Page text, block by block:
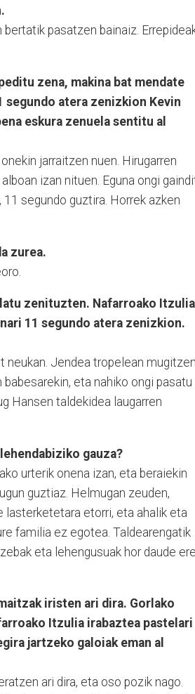
pasatzen bainaiz.
zena, makina bat mendate
atera zenizkion Kevin
eskura zenuela sentitu al
jarraitzen nuen. Hirugarren
izan nituen. Eguna ongi
11 segundo guztira. Horrek azken
zurea.
zenituzten. Nafarroako Itzulia
11 segundo atera zenizkion.
neukan. Jendea tropelean
eta nahiko ongi pasatu
Hansen taldekidea laugarren
gauza?
urterik onena izan, eta beraiekin
guztiaz. Helmugan zeuden,
lasterketetara etorri, eta ahalik eta
familia ez egotea. Taldearengatik
eta lehengusuak hor daude
iristen ari dira. Gorlako
Itzulia irabaztea pastelari
jartzeko galoiak eman al
ari dira, eta oso pozik nago.